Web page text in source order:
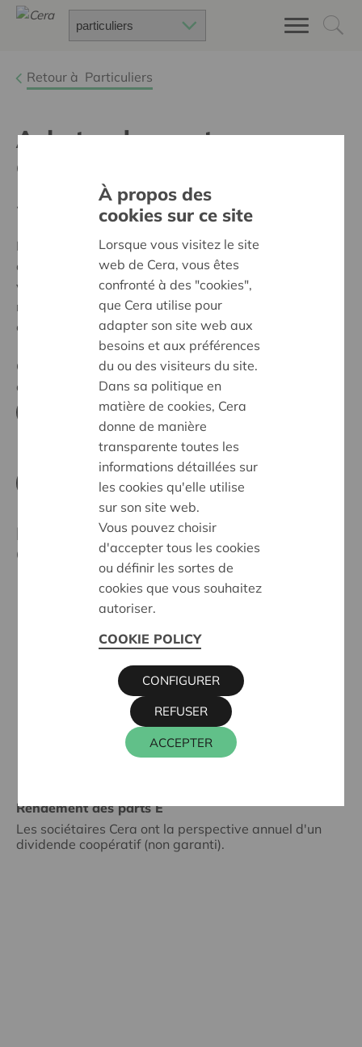
Retour à Particuliers
Acheter des parts
coopératives
- PUBLICITÉ -
La souscription de parts Cera peut se faire en
achetant une ou plusieurs part coopérative E, d’une
valeur de 50 euros chacune, en respectant le
maximum statutaire de 100 parts E (soit max. 5000
euros).
Cette émission est exclusivement destinée et adressée
aux investisseurs en Belgique.
TÉLÉCHARGEZ LE PROSPECTUS
TÉLÉCHARGEZ LA FICHE D'INFO
Bonnes raisons de souscrire des parts
Cera
Rendement des parts E
Les sociétaires Cera ont la perspective annuel d'un
dividende coopératif (non garanti).
À propos des
cookies sur ce site
Lorsque vous visitez le site
web de Cera, vous êtes
confronté à des "cookies",
que Cera utilise pour
adapter son site web aux
besoins et aux préférences
du ou des visiteurs du site.
Dans sa politique en
matière de cookies, Cera
donne de manière
transparente toutes les
informations détaillées sur
les cookies qu'elle utilise
sur son site web.
Vous pouvez choisir
d'accepter tous les cookies
ou définir les sortes de
cookies que vous souhaitez
autoriser.
COOKIE POLICY
ACCEPTER
REFUSER
CONFIGURER